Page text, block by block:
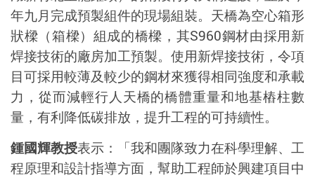
年九月完成預製組件的現場組裝。天橋為空心箱形
狀樑（箱樑）組成的橋樑，其S960鋼材由採用新
焊接技術的廠房加工預製。使用新焊接技術，令項
目可採用較薄及較少的鋼材來獲得相同強度和承載
力，從而減輕行人天橋的橋體重量和地基樁柱數
量，有利降低碳排放，提升工程的可持續性。
鍾國輝教授表示：「我和團隊致力在科學理解、工
程原理和設計指導方面，幫助工程師於興建項目中